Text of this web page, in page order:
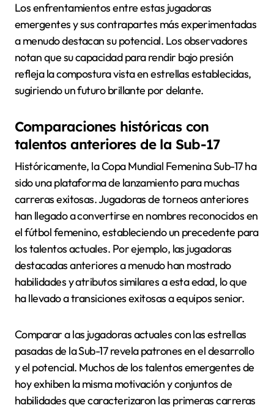
Los enfrentamientos entre estas jugadoras
emergentes y sus contrapartes más experimentadas
a menudo destacan su potencial. Los observadores
notan que su capacidad para rendir bajo presión
refleja la compostura vista en estrellas establecidas,
sugiriendo un futuro brillante por delante.
Comparaciones históricas con
talentos anteriores de la Sub-17
Históricamente, la Copa Mundial Femenina Sub-17 ha
sido una plataforma de lanzamiento para muchas
carreras exitosas. Jugadoras de torneos anteriores
han llegado a convertirse en nombres reconocidos en
el fútbol femenino, estableciendo un precedente para
los talentos actuales. Por ejemplo, las jugadoras
destacadas anteriores a menudo han mostrado
habilidades y atributos similares a esta edad, lo que
ha llevado a transiciones exitosas a equipos senior.
Comparar a las jugadoras actuales con las estrellas
pasadas de la Sub-17 revela patrones en el desarrollo
y el potencial. Muchos de los talentos emergentes de
hoy exhiben la misma motivación y conjuntos de
habilidades que caracterizaron las primeras carreras